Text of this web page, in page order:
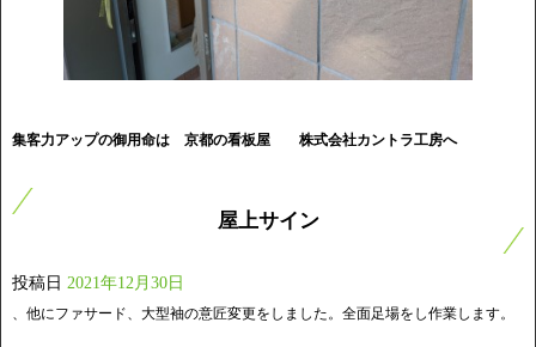
集客力アップの御用命は 京都の看板屋 株式会社カントラ工房へ
屋上サイン
投稿日 2021年12月30日
、他にファサード、大型袖の意匠変更をしました。全面足場をし作業します。